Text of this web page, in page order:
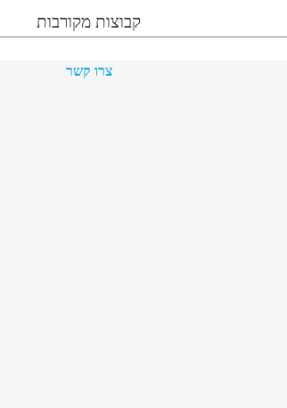
קבוצות מקורבות
צרו קשר